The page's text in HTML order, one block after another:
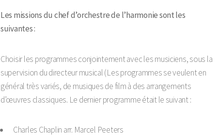
Les missions du chef d’orchestre de l’harmonie sont les
suivantes :
Choisir les programmes conjointement avec les musiciens, sous la
supervision du directeur musical (Les programmes se veulent en
général très variés, de musiques de film à des arrangements
d’œuvres classiques. Le dernier programme était le suivant :
Charles Chaplin arr. Marcel Peeters